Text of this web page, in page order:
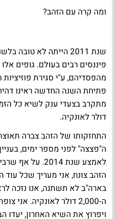
ומה קרה עם הזהב?
שנת 2011 הייתה לא
פיננסים רבים בעולם. גופים
מהפסדיהם, ע"י סגירת
פתיחת השנה החדשה ראינו
דולר לאונקיה.
התחזקותו של הזהב צברה
ה"פצצה" לפני מספר ימים,
לאמצע שנת 2014.
הזהב צונח, אני מעריך שכל עוד
בארה"ב לא תשתנה, אנו נזכה
ה-2,000 דולר לאונקיה.
ויפרוץ את השיא האחרון,